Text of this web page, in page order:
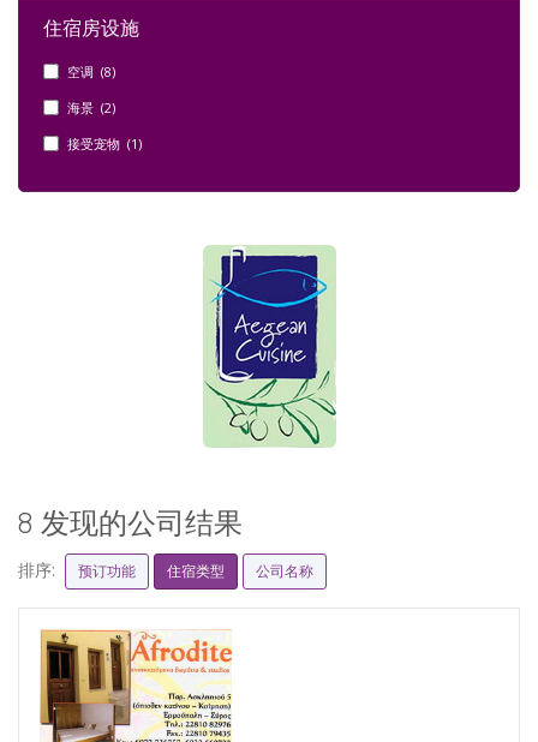
住宿房设施
空调 (8)
海景 (2)
接受宠物 (1)
8 发现的公司结果
排序: 预订功能 住宿类型 公司名称